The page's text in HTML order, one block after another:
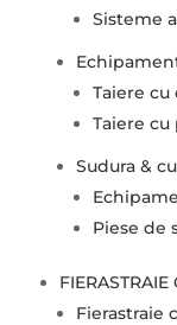
Sisteme
Taiere cu
Taiere cu
Sudura &
Piese de
Fierastraie